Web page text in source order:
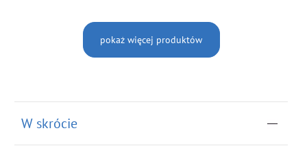
pokaż więcej produktów
W skrócie